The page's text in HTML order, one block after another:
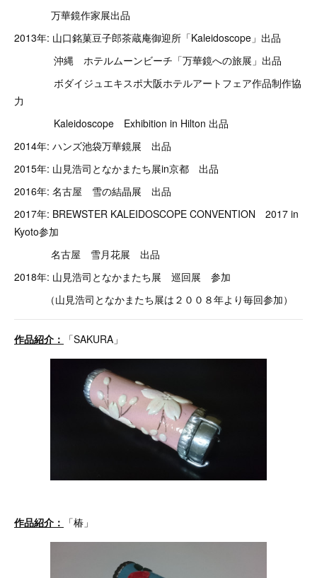
万華鏡作家展出品
2013年: 山口銘菓豆子郎茶蔵庵御迎所「Kaleidoscope」出品
沖縄 ホテルムーンビーチ「万華鏡への旅展」出品
ボダイジュエキスポ大阪ホテルアートフェア作品制作協
力
Kaleidoscope Exhibition in Hilton 出品
2014年: ハンズ池袋万華鏡展 出品
2015年: 山見浩司となかまたち展in京都 出品
2016年: 名古屋 雪の結晶展 出品
2017年: BREWSTER KALEIDOSCOPE CONVENTION 2017 in
Kyoto参加
名古屋 雪月花展 出品
2018年: 山見浩司となかまたち展 巡回展 参加
（山見浩司となかまたち展は２００８年より毎回参加）
作品紹介： 「SAKURA」
作品紹介： 「椿」